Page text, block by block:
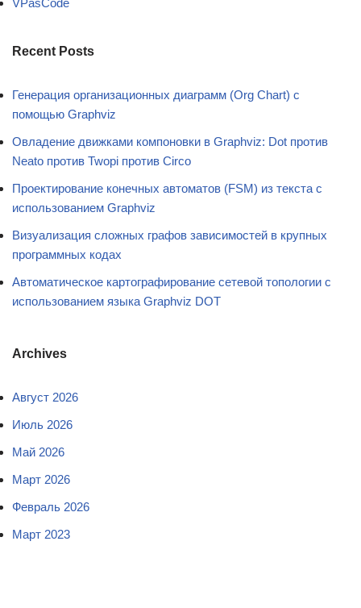
Recent Posts
Генерация организационных диаграмм (Org Chart) с
помощью Graphviz
Овладение движками компоновки в Graphviz: Dot против
Neato против Twopi против Circo
Проектирование конечных автоматов (FSM) из текста с
использованием Graphviz
Визуализация сложных графов зависимостей в крупных
программных кодах
Автоматическое картографирование сетевой топологии с
использованием языка Graphviz DOT
Archives
Август 2026
Июль 2026
Май 2026
Март 2026
Февраль 2026
Март 2023